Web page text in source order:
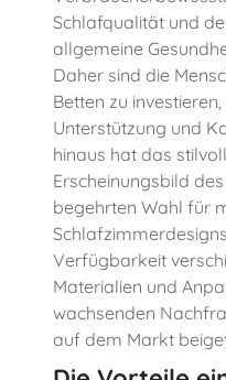
Schlafqualität und
allgemeine
Daher sind die
Betten zu
Unterstützung und
hinaus hat das
Erscheinungsbild
begehrten Wahl für
Verfügbarkeit
Materialien und
wachsenden
auf dem Markt